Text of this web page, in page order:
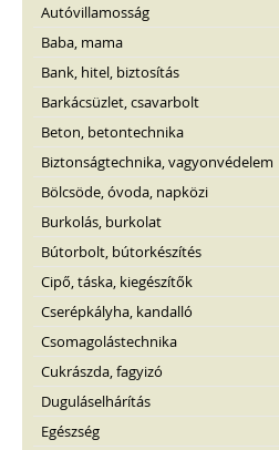
Autóvillamosság
Baba, mama
Bank, hitel, biztosítás
Barkácsüzlet, csavarbolt
Beton, betontechnika
Biztonságtechnika, vagyonvédelem
Bölcsöde, óvoda, napközi
Burkolás, burkolat
Bútorbolt, bútorkészítés
Cipő, táska, kiegészítők
Cserépkályha, kandalló
Csomagolástechnika
Cukrászda, fagyizó
Duguláselhárítás
Egészség